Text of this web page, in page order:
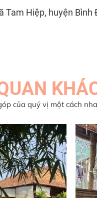
Tam Hiệp, huyện Bình
của quý vị một cách